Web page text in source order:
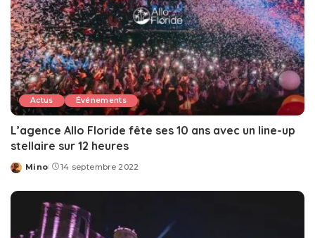
Actus Événements
L’agence Allo Floride fête ses 10 ans avec un line-up
stellaire sur 12 heures
Posted
Mino 14 septembre 2022